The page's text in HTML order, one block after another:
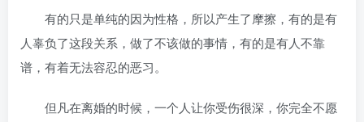
有的只是单纯的因为性格，所以产生了摩擦，有的是有
人辜负了这段关系，做了不该做的事情，有的是有人不靠
谱，有着无法容忍的恶习。
但凡在离婚的时候，一个人让你受伤很深，你完全不愿